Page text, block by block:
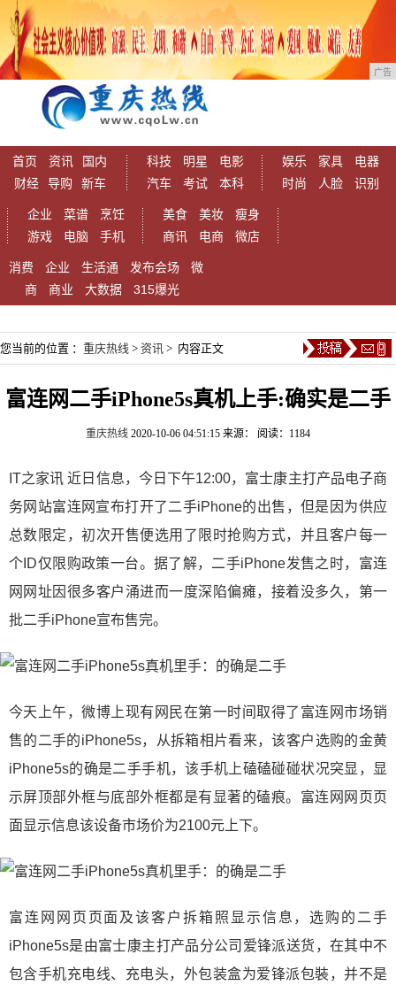
广告
首页 资讯
国内
财经
导购 新车
科技 明星
电影
汽车
考试 本科
娱乐 家具
电器
时尚
人脸 识别
企业 菜谱
烹饪
游戏
电脑 手机
美食 美妆
瘦身
商讯
电商 微店
消费 企业 生活通 发布会场
微
商
商业 大数据 315爆光
您当前的位置 ： 重庆热线 > 资讯 > 内容正文
富连网二手iPhone5s真机上手:确实是二手
重庆热线 2020-10-06 04:51:15 来源： 阅读：1184
IT之家讯 近日信息，今日下午12:00，富士康主打产品电子商
务网站富连网宣布打开了二手iPhone的出售，但是因为供应
总数限定，初次开售便选用了限时抢购方式，并且客户每一
个ID仅限购政策一台。据了解，二手iPhone发售之时，富连
网网址因很多客户涌进而一度深陷偏瘫，接着没多久，第一
批二手iPhone宣布售完。
今天上午，微博上现有网民在第一时间取得了富连网市场销
售的二手的iPhone5s，从拆箱相片看来，该客户选购的金黄
iPhone5s的确是二手手机，该手机上磕磕碰碰状况突显，显
示屏顶部外框与底部外框都是有显著的磕痕。富连网网页页
面显示信息该设备市场价为2100元上下。
富连网网页页面及该客户拆箱照显示信息，选购的二手
iPhone5s是由富士康主打产品分公司爱锋派送货，在其中不
包含手机充电线、充电头，外包装盒为爱锋派包裝，并不是